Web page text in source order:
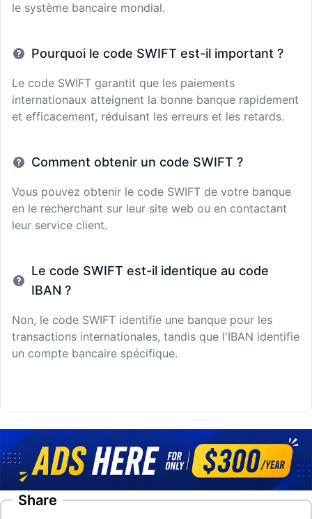
le système bancaire mondial.
Pourquoi le code SWIFT est-il important ?
Le code SWIFT garantit que les paiements
internationaux atteignent la bonne banque rapidement
et efficacement, réduisant les erreurs et les retards.
Comment obtenir un code SWIFT ?
Vous pouvez obtenir le code SWIFT de votre banque
en le recherchant sur leur site web ou en contactant
leur service client.
Le code SWIFT est-il identique au code
IBAN ?
Non, le code SWIFT identifie une banque pour les
transactions internationales, tandis que l'IBAN identifie
un compte bancaire spécifique.
Share